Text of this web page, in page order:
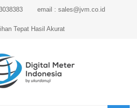
email : sales@jvm.co.id
Tepat Hasil Akurat